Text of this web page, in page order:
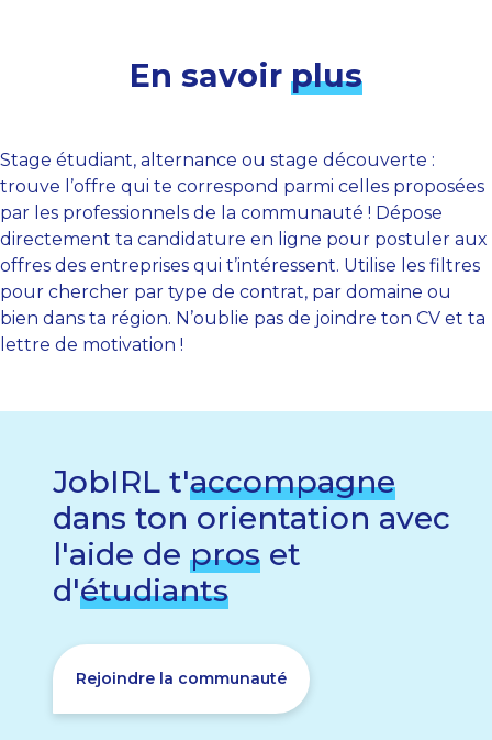
En savoir plus
Stage étudiant, alternance ou stage découverte :
trouve l’offre qui te correspond parmi celles proposées
par les professionnels de la communauté ! Dépose
directement ta candidature en ligne pour postuler aux
offres des entreprises qui t’intéressent. Utilise les filtres
pour chercher par type de contrat, par domaine ou
bien dans ta région. N’oublie pas de joindre ton CV et ta
lettre de motivation !
JobIRL t'accompagne
dans ton orientation avec
l'aide de pros et
d'étudiants
Rejoindre la communauté